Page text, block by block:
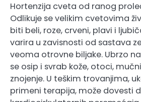
Hortenzija cveta od ranog
Odlikuje se velikim cvetovima
biti beli, roze, crveni, plavi i
varira u zavisnosti od sastava
veoma otrovne biljake. Ubrzo
se osip i svrab kože, otoci,
znojenje. U teškim trovanjima,
primeni terapija, može dovesti